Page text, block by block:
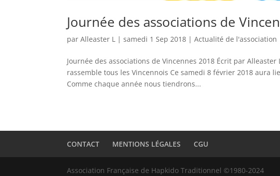
Journée des associations de
parAlleaster L |samedi 1 Sep 2018 |Actualité de l'association
Journée des associations de Vincennes 2018 Écrit par
rassemble tous les Vincennois Ce samedi 8 février 2018 aura
Comme chaque année nous tiendrons...
CONTACT MENTIONS LÉGALES CGU
Association Française de Hapkido Traditionnel ©1980-2024